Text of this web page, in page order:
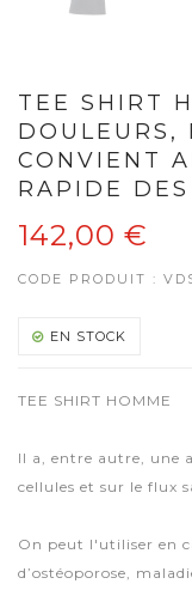
TEE SHIRT
DOULEURS,
CONVIENT
RAPIDE
142,00 €
CODE PRODUIT :
EN STOCK
TEE SHIRT HOMME
Il a, entre autre, une
cellules et sur le flux
On peut l'utiliser en
d’ostéoporose,